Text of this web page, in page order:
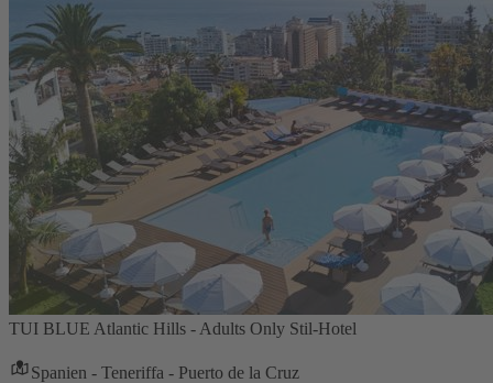
TUI BLUE Atlantic Hills - Adults Only Stil-Hotel
Spanien - Teneriffa - Puerto de la Cruz